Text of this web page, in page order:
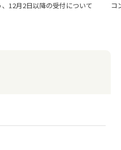
12月2日以降の受付について コ